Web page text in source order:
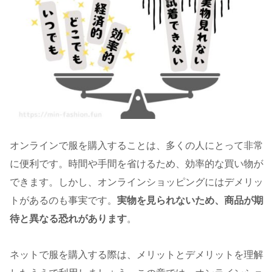
オンラインで服を購入することは、多くの人にとって非常
に便利です。時間や手間を省けるため、効率的な買い物が
できます。しかし、オンラインショッピングにはデメリッ
トがあるのも事実です。 実物を見られないため、商品が期
待と異なる恐れがあります。
ネットで服を購入する際は、メリットとデメリットを理解